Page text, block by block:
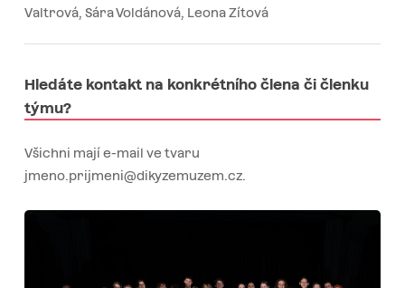
Valtrová, Sára Voldánová, Leona Zítová
Hledáte kontakt na konkrétního člena či členku
týmu?
Všichni mají e-mail ve tvaru
jmeno.prijmeni@dikyzemuzem.cz.